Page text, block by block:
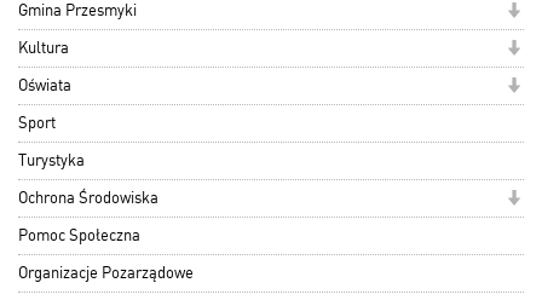
Gmina Przesmyki
Kultura
Oświata
Sport
Turystyka
Ochrona Środowiska
Pomoc Społeczna
Organizacje Pozarządowe